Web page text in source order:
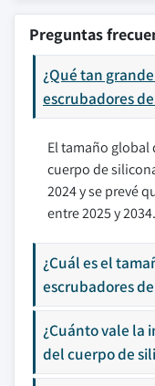
Preguntas
¿Qué tan
escrubadores
El tamaño global
cuerpo de
2024 y se prevé
entre 2025 y 2034.
¿Cuál es el
escrubadores
¿Cuánto vale la
del cuerpo de